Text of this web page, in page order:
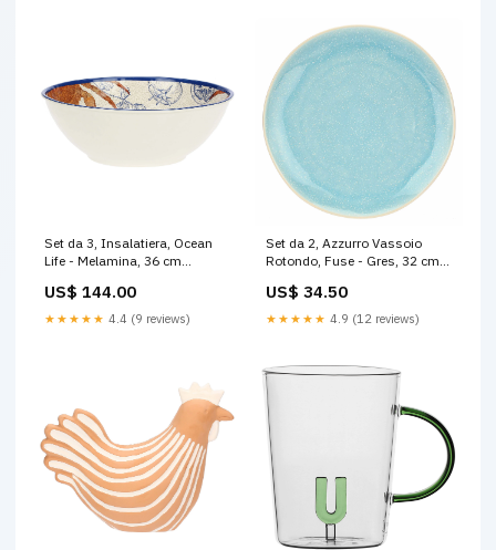
Set da 3, Insalatiera, Ocean
Life - Melamina, 36 cm
US$ 144.00
★★★★★ 4.4 (9 reviews)
Set da 2, Azzurro Vassoio
Rotondo, Fuse - Gres, 32 cm
US$ 34.50
★★★★★ 4.9 (12 reviews)